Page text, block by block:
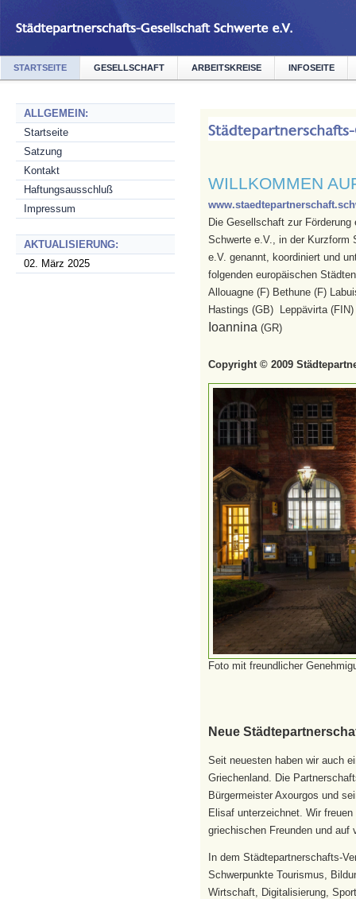
STARTSEITE GESELLSCHAFT ARBEITSKREISE INFOSEITE
ALLGEMEIN:
Startseite
Satzung
Kontakt
Haftungsausschluß
Impressum
AKTUALISIERUNG:
02. März 2025
WILLKOMMEN
Die Gesellschaft zur
Schwerte e.V., in der Kurzform
e.V. genannt, koordiniert und
folgenden europäischen
Allouagne (F) Bethune (F)
Hastings (GB) Leppävirta
Ioannina (GR)
Copyright © 2009
Foto mit freundlicher
Neue
Seit neuesten haben wir auch
Griechenland. Die
Bürgermeister Axourgos und
Elisaf unterzeichnet. Wir
griechischen Freunden und auf
In dem Städtepartnerschafts-
Schwerpunkte Tourismus,
Wirtschaft, Digitalisierung,